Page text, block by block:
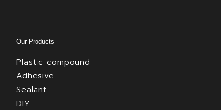
Our Products
Plastic compound
Adhesive
Sealant
DIY